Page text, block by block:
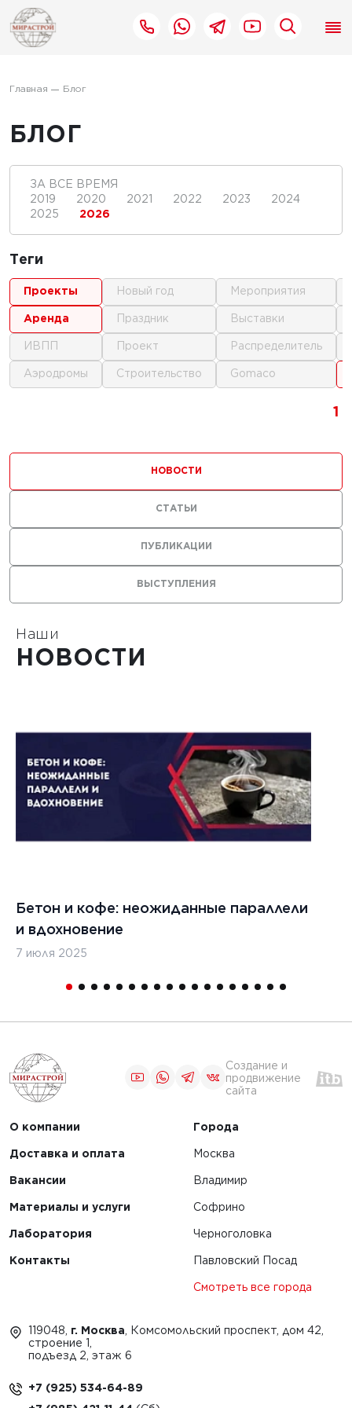
Главная Блог
БЛОГ
1
ВЫСТУПЛЕНИЯ
ПУБЛИКАЦИИ
НОВОСТИ
СТАТЬИ
ЗА ВСЕ ВРЕМЯ
2019
2020 2021 2022 2023
2024
2025
2026
Теги
проекты
аренда
ИВПП
аэродромы
новый год
праздник
проект
строительство
мероприятия
выставки
распределитель
gomaco
Наши
НОВОСТИ
Бетон и кофе: неожиданные параллели
и вдохновение
7 июля 2025
Создание и
продвижение
сайта
О компании
Доставка и оплата
Вакансии
Материалы и услуги
Лаборатория
Контакты
Города
Москва
Владимир
Софрино
Черноголовка
Павловский Посад
Смотреть все города
119048, г. Москва , Комсомольский проспект, дом 42,
строение 1,
подъезд 2, этаж 6
+7 (925) 534-64-89